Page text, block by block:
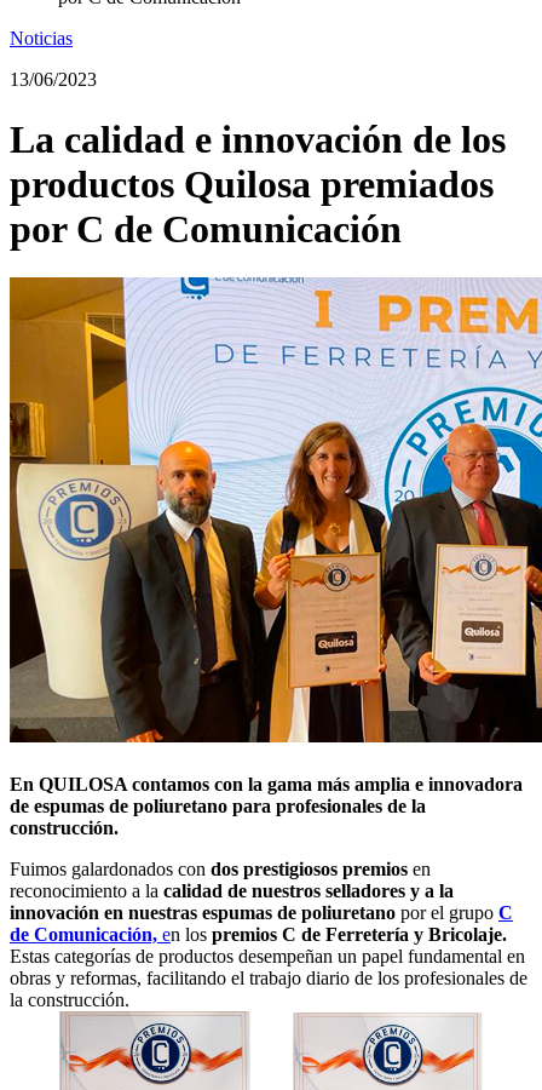
Noticias
13/06/2023
La calidad e innovación de los
productos Quilosa premiados
por C de Comunicación
En QUILOSA contamos con la gama más amplia e innovadora
de espumas de poliuretano para profesionales de la
construcción.
Fuimos galardonados con dos prestigiosos premios en
reconocimiento a la calidad de nuestros selladores y a la
innovación en nuestras espumas de poliuretano por el grupo C
de Comunicación, en los premios C de Ferretería y Bricolaje.
Estas categorías de productos desempeñan un papel fundamental en
obras y reformas, facilitando el trabajo diario de los profesionales de
la construcción.